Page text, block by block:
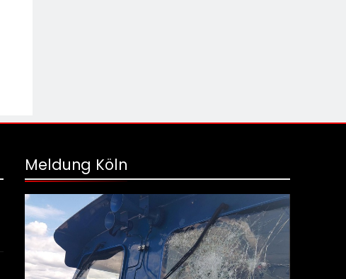
Meldung Köln